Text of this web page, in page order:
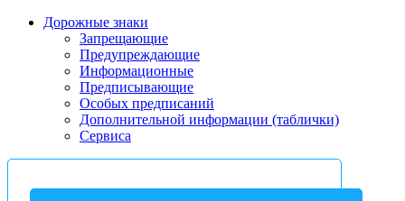
Дорожные знаки
Запрещающие
Предупреждающие
Информационные
Предписывающие
Особых предписаний
Дополнительной информации (таблички)
Сервиса